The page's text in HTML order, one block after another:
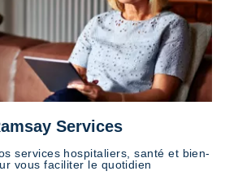
Services
services hospitaliers, santé et bien-
vous faciliter le quotidien